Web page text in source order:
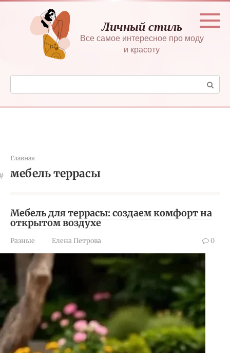
Перейти
контенту
Личный стиль
Все самое интересное про моду
и красоту
Поиск:
Главная
мебель террасы
Мебель для террасы: создаем комфорт на
открытом воздухе
Разные Елена Петрова 0